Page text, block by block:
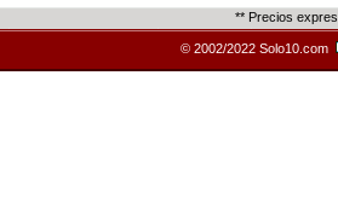
** Precios
© 2002/2022 Solo10.com